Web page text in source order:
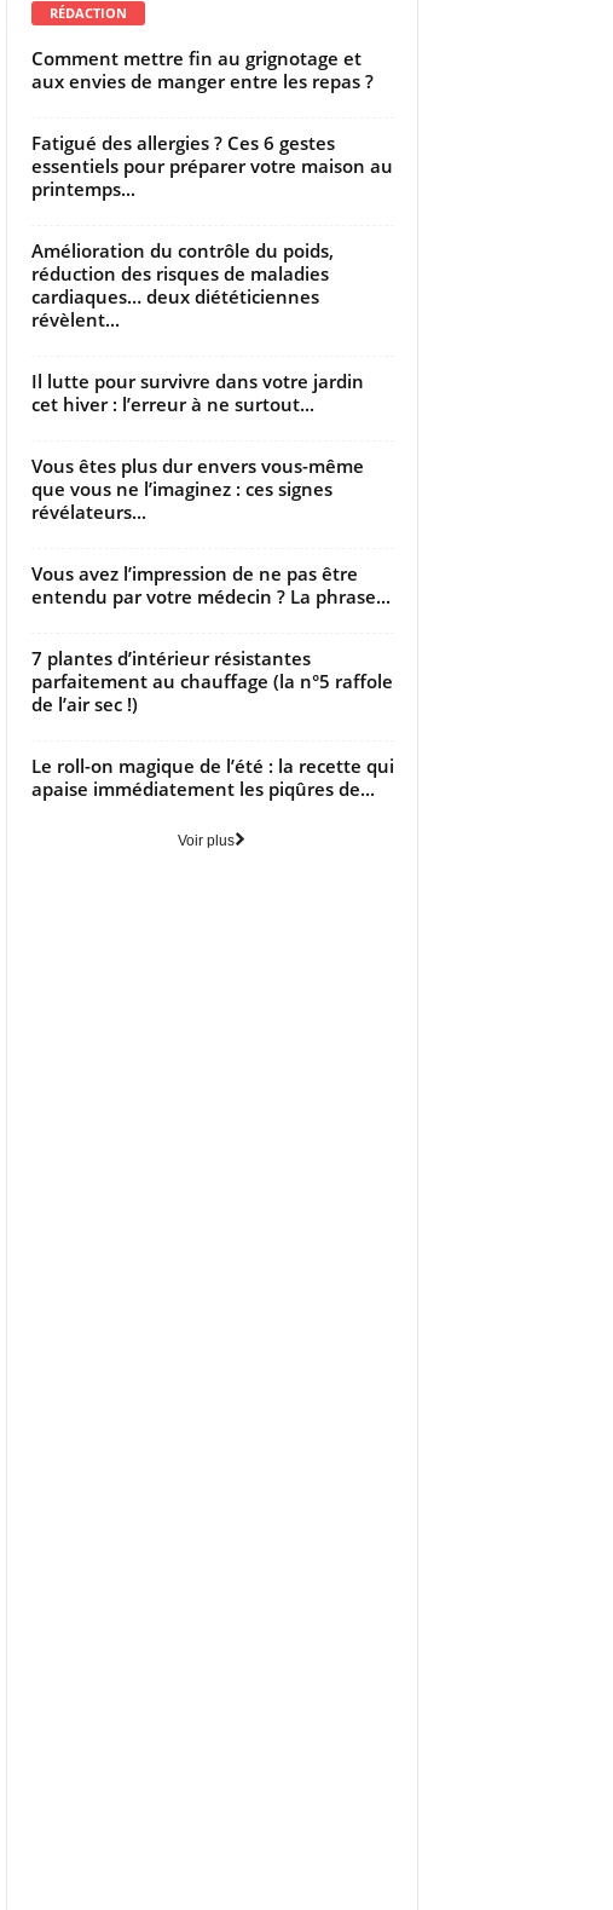
RÉDACTION
Comment mettre fin au grignotage et
aux envies de manger entre les repas ?
Fatigué des allergies ? Ces 6 gestes
essentiels pour préparer votre maison au
printemps...
Amélioration du contrôle du poids,
réduction des risques de maladies
cardiaques… deux diététiciennes
révèlent...
Il lutte pour survivre dans votre jardin
cet hiver : l’erreur à ne surtout...
Vous êtes plus dur envers vous-même
que vous ne l’imaginez : ces signes
révélateurs...
Vous avez l’impression de ne pas être
entendu par votre médecin ? La phrase...
7 plantes d’intérieur résistantes
parfaitement au chauffage (la n°5 raffole
de l’air sec !)
Le roll-on magique de l’été : la recette qui
apaise immédiatement les piqûres de...
Voir plus